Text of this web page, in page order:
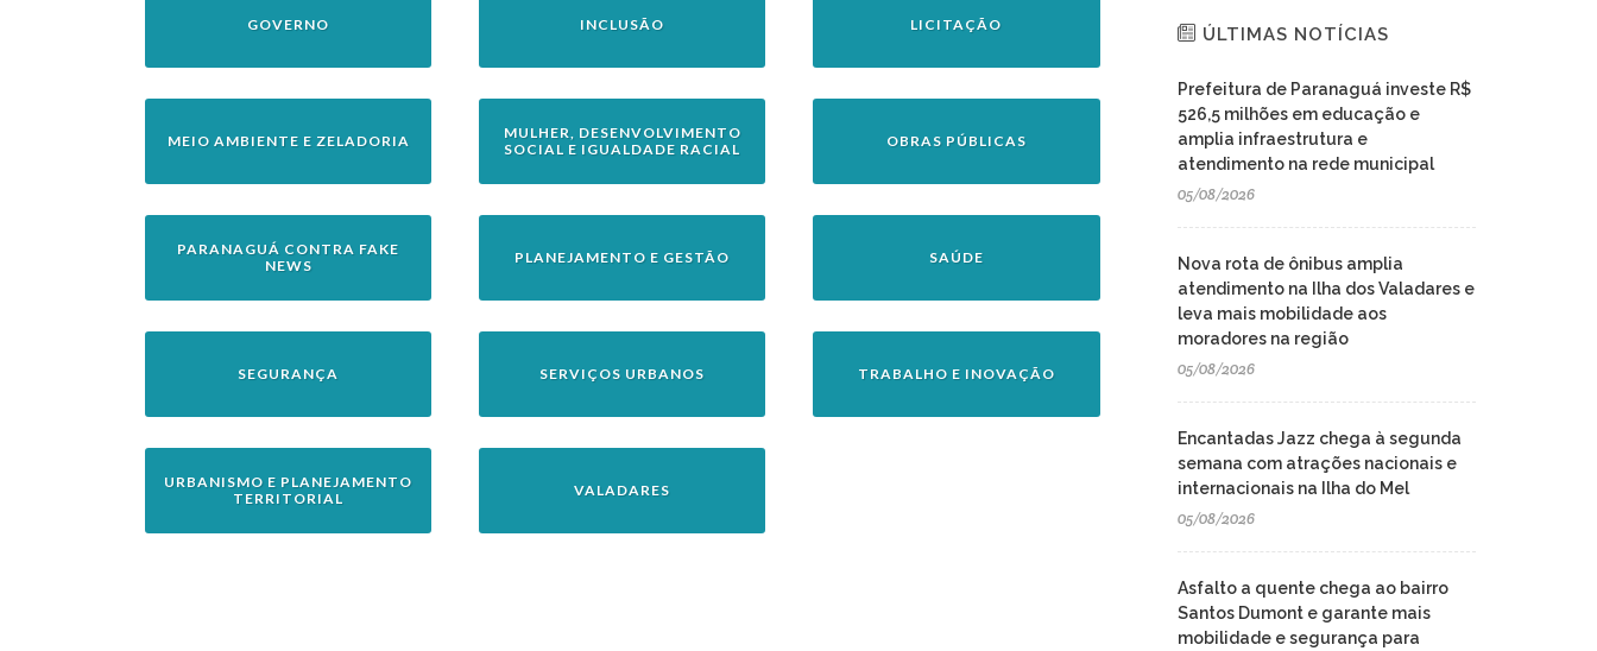
GOVERNO INCLUSÃO LICITAÇÃO
MEIO AMBIENTE E ZELADORIA
MULHER, DESENVOLVIMENTO
SOCIAL E IGUALDADE RACIAL
OBRAS PÚBLICAS
PARANAGUÁ CONTRA FAKE
NEWS
PLANEJAMENTO E GESTÃO SAÚDE
SEGURANÇA SERVIÇOS URBANOS TRABALHO E INOVAÇÃO
URBANISMO E PLANEJAMENTO
TERRITORIAL
VALADARES
ÚLTIMAS NOTÍCIAS
Prefeitura de Paranaguá investe R$
526,5 milhões em educação e
amplia infraestrutura e
atendimento na rede municipal
05/08/2026
Nova rota de ônibus amplia
atendimento na Ilha dos Valadares e
leva mais mobilidade aos
moradores na região
05/08/2026
Encantadas Jazz chega à segunda
semana com atrações nacionais e
internacionais na Ilha do Mel
05/08/2026
Asfalto a quente chega ao bairro
Santos Dumont e garante mais
mobilidade e segurança para